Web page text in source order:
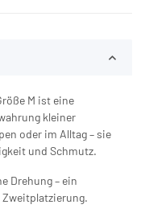
M ist eine
kleiner
oder im Alltag – sie
und Schmutz.
Drehung – ein